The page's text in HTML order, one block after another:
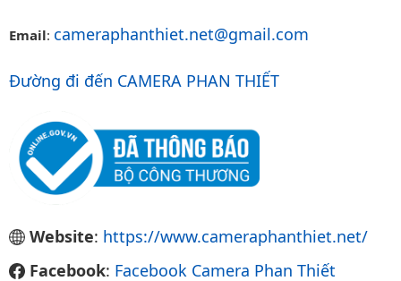
Email: cameraphanthiet.net@gmail.com
Đường đi đến CAMERA PHAN THIẾT
Website: https://www.cameraphanthiet.net/
Facebook: Facebook Camera Phan Thiết